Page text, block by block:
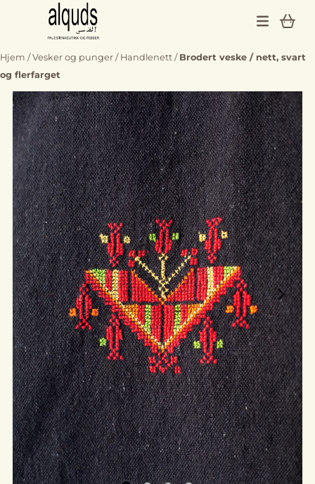
Hopp til innhold
Hjem /Vesker og punger / Handlenett / Brodert veske / nett, svart
og flerfarget